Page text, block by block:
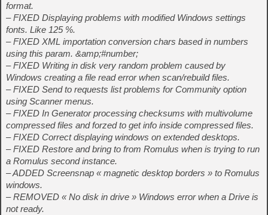
format.
– FIXED Displaying problems with modified Windows settings
fonts. Like 125 %.
– FIXED XML importation conversion chars based in numbers
using this param. &amp;#number;
– FIXED Writing in disk very random problem caused by
Windows creating a file read error when scan/rebuild files.
– FIXED Send to requests list problems for Community option
using Scanner menus.
– FIXED In Generator processing checksums with multivolume
compressed files and forzed to get info inside compressed files.
– FIXED Correct displaying windows on extended desktops.
– FIXED Restore and bring to from Romulus when is trying to run
a Romulus second instance.
– ADDED Screensnap « magnetic desktop borders » to Romulus
windows.
– REMOVED « No disk in drive » Windows error when a Drive is
not ready.